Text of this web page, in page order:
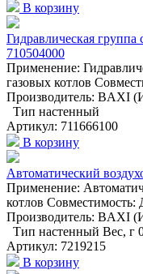
В корзину
Гидравлическая
710504000
Применение:
газовых котлов
Производитель: BAXI
Тип настенный
Артикул: 711666100
В корзину
Автоматический
Применение:
котлов
Производитель: BAXI
Тип настенный Вес, г
Артикул: 7219215
В корзину